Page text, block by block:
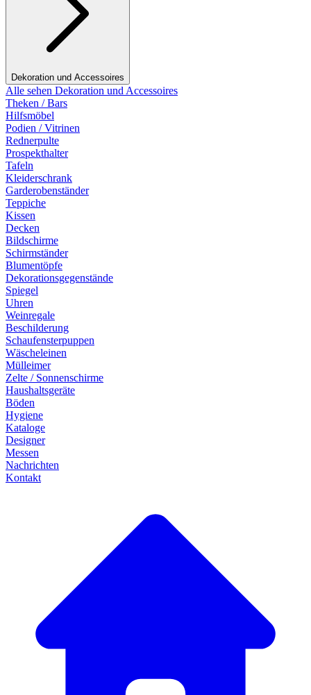
Dekoration und Accessoires
Alle sehen Dekoration und Accessoires
Theken / Bars
Hilfsmöbel
Podien / Vitrinen
Rednerpulte
Prospekthalter
Tafeln
Kleiderschrank
Garderobenständer
Teppiche
Kissen
Decken
Bildschirme
Schirmständer
Blumentöpfe
Dekorationsgegenstände
Spiegel
Uhren
Weinregale
Beschilderung
Schaufensterpuppen
Wäscheleinen
Mülleimer
Zelte / Sonnenschirme
Haushaltsgeräte
Böden
Hygiene
Kataloge
Designer
Messen
Nachrichten
Kontakt